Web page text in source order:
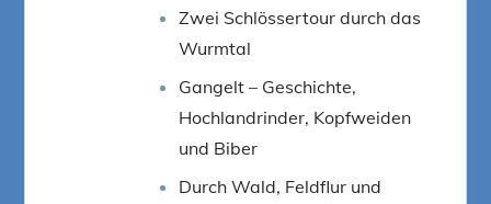
Zwei Schlössertour durch das
Wurmtal
Gangelt – Geschichte,
Hochlandrinder, Kopfweiden
und Biber
Durch Wald, Feldflur und